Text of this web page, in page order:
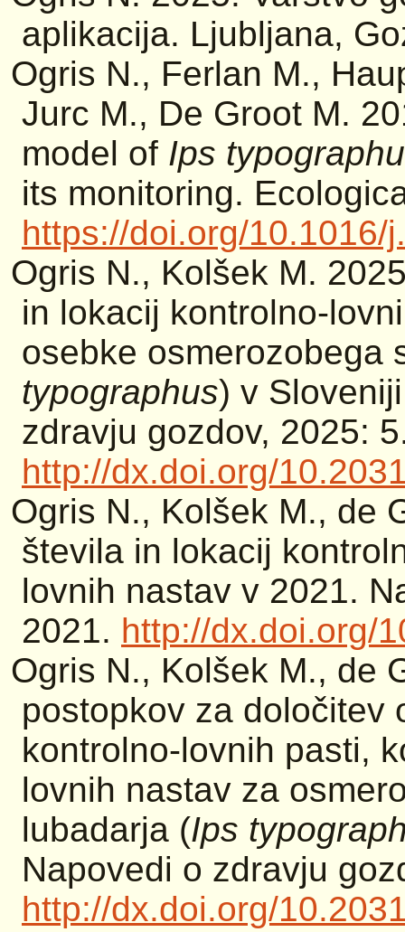
aplikacija. Ljubljana,
Ogris N., Ferlan M.,
Jurc M., De Groot M.
model of Ips
its monitoring.
https://doi.org/10.1016/
Ogris N., Kolšek M.
in lokacij kontrolno-
osebke osmerozobega
typographus) v
zdravju gozdov, 2025:
http://dx.doi.org/
Ogris N., Kolšek M., de
števila in lokacij
lovnih nastav v 2021.
2021. http://dx.doi.org/
Ogris N., Kolšek M., de
postopkov za določitev
kontrolno-lovnih pasti,
lovnih nastav za
lubadarja (Ips
Napovedi o zdravju
http://dx.doi.org/